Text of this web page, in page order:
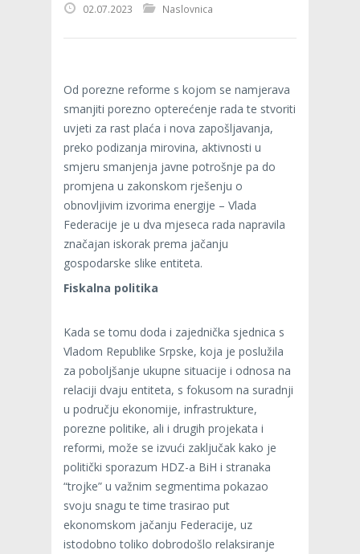
02.07.2023 Naslovnica
Od porezne reforme s kojom se namjerava
smanjiti porezno opterećenje rada te stvoriti
uvjeti za rast plaća i nova zapošljavanja,
preko podizanja mirovina, aktivnosti u
smjeru smanjenja javne potrošnje pa do
promjena u zakonskom rješenju o
obnovljivim izvorima energije – Vlada
Federacije je u dva mjeseca rada napravila
značajan iskorak prema jačanju
gospodarske slike entiteta.
Fiskalna politika
Kada se tomu doda i zajednička sjednica s
Vladom Republike Srpske, koja je poslužila
za poboljšanje ukupne situacije i odnosa na
relaciji dvaju entiteta, s fokusom na suradnji
u području ekonomije, infrastrukture,
porezne politike, ali i drugih projekata i
reformi, može se izvući zaključak kako je
politički sporazum HDZ-a BiH i stranaka
“trojke” u važnim segmentima pokazao
svoju snagu te time trasirao put
ekonomskom jačanju Federacije, uz
istodobno toliko dobrodošlo relaksiranje